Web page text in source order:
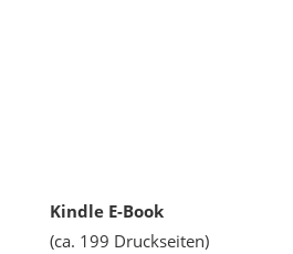
Kindle E-Book
(ca. 199 Druckseiten)